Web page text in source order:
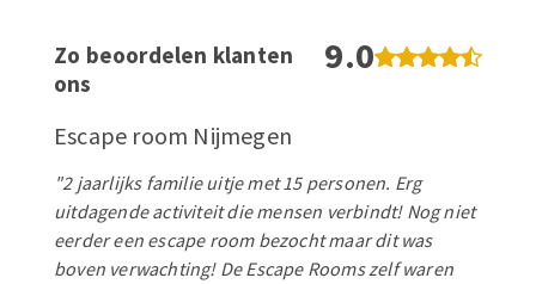
Zo beoordelen klanten
ons
9.0
Escape room Nijmegen
"2 jaarlijks familie uitje met 15 personen. Erg
uitdagende activiteit die mensen verbindt! Nog niet
eerder een escape room bezocht maar dit was
boven verwachting! De Escape Rooms zelf waren